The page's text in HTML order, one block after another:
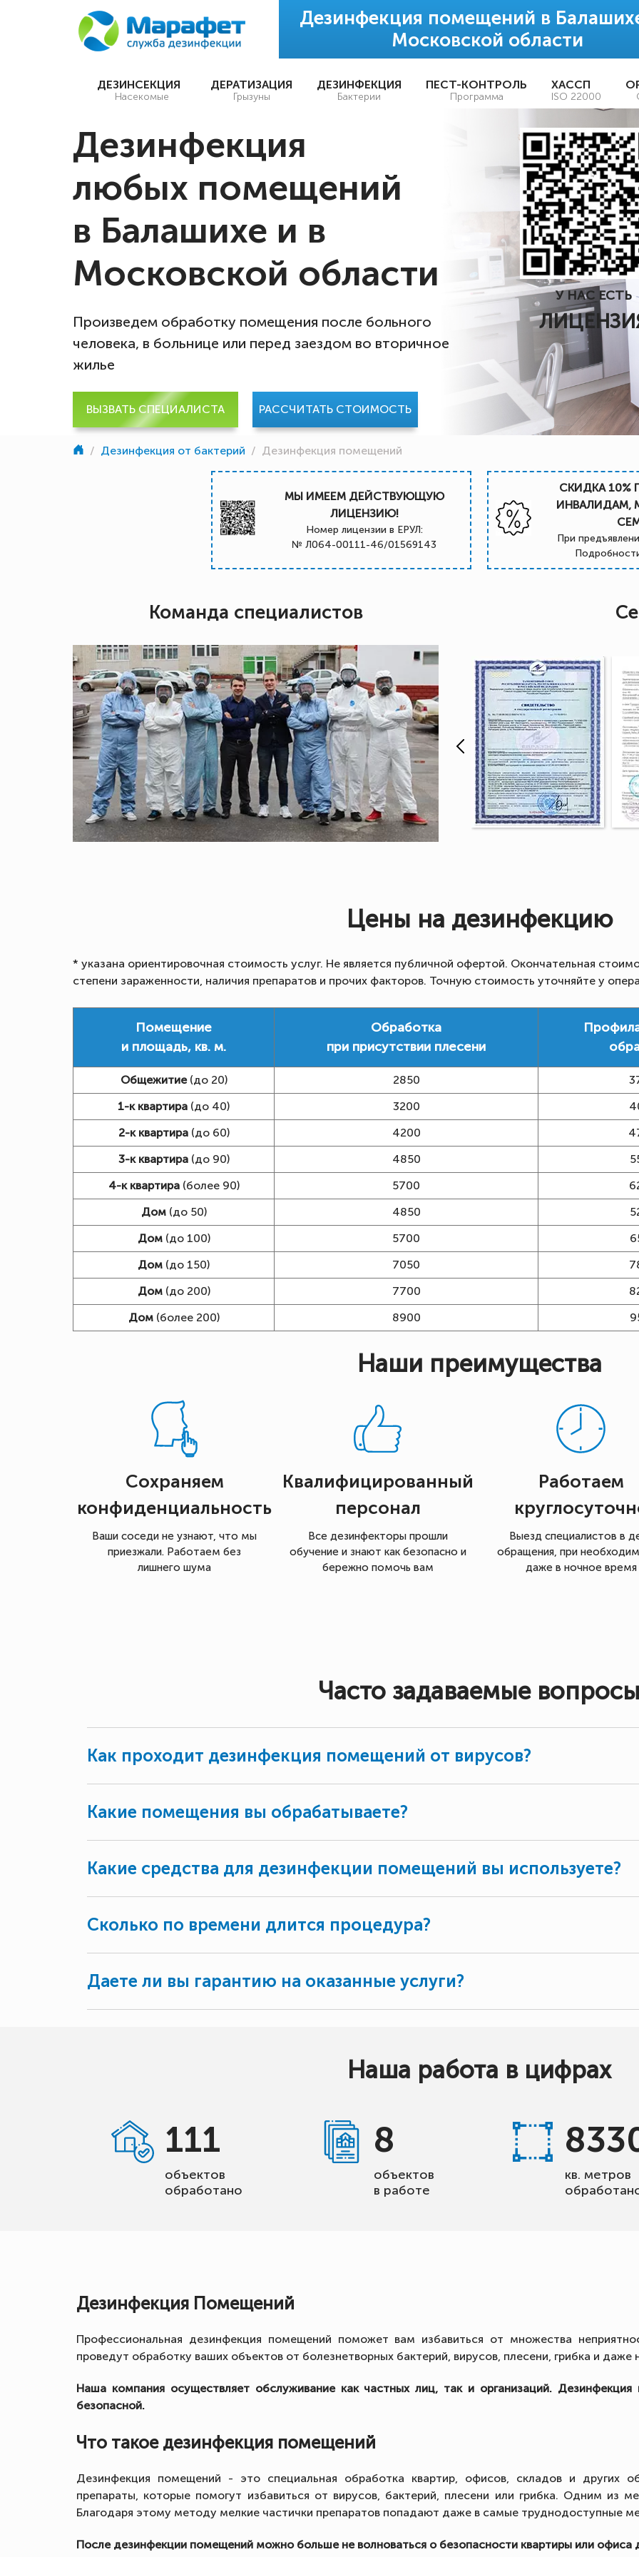
Дезинфекция помещений в
Московской области
ДЕЗИНСЕКЦИЯ
Насекомые
ДЕРАТИЗАЦИЯ
Грызуны
ДЕЗИНФЕКЦИЯ
Бактерии
ПЕСТ-КОНТРОЛЬ
Программа
ХАССП
ISO 22000
Дезинфекция
любых помещений
в Балашихе и в
Московской области
Произведем обработку помещения после больного
человека, в больнице или перед заездом во вторичное
жилье
ВЫЗВАТЬ СПЕЦИАЛИСТА РАССЧИТАТЬ СТОИМОСТЬ
У НАС ЕСТЬ
/ Дезинфекция от бактерий / Дезинфекция помещений
МЫ ИМЕЕМ ДЕЙСТВУЮЩУЮ
ЛИЦЕНЗИЮ!
Номер лицензии в ЕРУЛ:
№ Л064-00111-46/01569143
СКИДКА 10%
ИНВАЛИДАМ,
При
Команда специалистов
Цены на дезинфекцию
* указана ориентировочная стоимость услуг. Не является публичной офертой. Окончательная
степени зараженности, наличия препаратов и прочих факторов. Точную стоимость уточняйте у
Помещение
и площадь, кв. м.
Обработка
при присутствии плесени
Общежитие(до 20) 2850
1-к квартира (до 40) 3200
2-к квартира(до 60) 4200
3-к квартира(до 90) 4850
4-к квартира(более 90) 5700
Дом(до 50) 4850
Дом(до 100) 5700
Дом (до 150) 7050
Дом(до 200) 7700
Дом(более 200) 8900
Наши преимущества
Сохраняем
конфиденциальность
Ваши соседи не узнают, что мы
приезжали. Работаем без
лишнего шума
Квалифицированный
персонал
Все дезинфекторы прошли
обучение и знают как безопасно и
бережно помочь вам
Работаем
Выезд специалистов в
обращения, при
даже в ночное время
Часто задаваемые
Как проходит дезинфекция помещений от вирусов?
Какие помещения вы обрабатываете?
Какие средства для дезинфекции помещений вы используете?
Сколько по времени длится процедура?
Даете ли вы гарантию на оказанные услуги?
Наша работа в цифрах
111
объектов
обработано
8
объектов
в работе
кв. метров
Дезинфекция Помещений
Профессиональная дезинфекция помещений поможет вам избавиться от множества
проведут обработку ваших объектов от болезнетворных бактерий, вирусов, плесени, грибка и даже
Наша компания осуществляет обслуживание как частных лиц, так и организаций.
безопасной.
Что такое дезинфекция помещений
Дезинфекция помещений - это специальная обработка квартир, офисов, складов и других
препараты, которые помогут избавиться от вирусов, бактерий, плесени или грибка. Одним из
Благодаря этому методу мелкие частички препаратов попадают даже в самые труднодоступные
После дезинфекции помещений можно больше не волноваться о безопасности квартиры или офиса